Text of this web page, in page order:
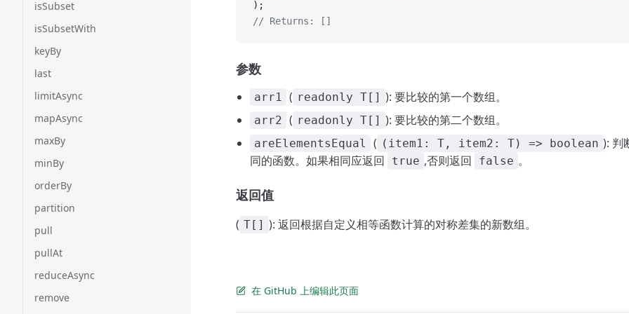
isSubset
isSubsetWith
keyBy
last
limitAsync
mapAsync
maxBy
minBy
orderBy
partition
pull
pullAt
reduceAsync
remove
);
// Returns: []
参数
arr1 ( readonly T[] ): 要比较的第一个数组。
arr2 ( readonly T[] ): 要比较的第二个数组。
areElementsEqual ( (item1: T, item2: T) => boolean ): 判
同的函数。如果相同应返回
true ,否则返回 false 。
返回值
( T[] ): 返回根据自定义相等函数计算的对称差集的新数组。
在 GitHub 上编辑此页面